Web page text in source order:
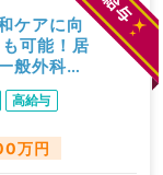
ケアに向
可能！居
般外科／
高給与
万円